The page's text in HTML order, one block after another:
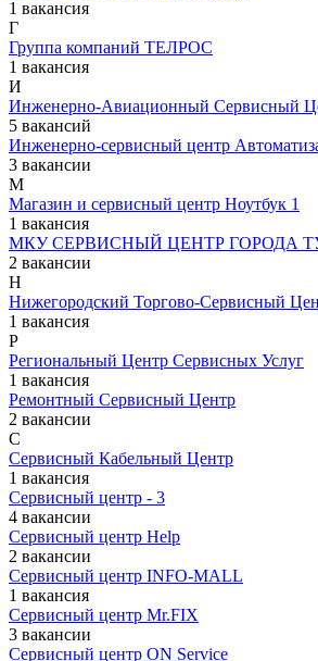
1 вакансия
Г
Группа компаний ТЕЛРОС
1 вакансия
И
Инженерно-Авиационный Сервисный
5 вакансий
Инженерно-сервисный центр
3 вакансии
М
Магазин и сервисный центр Ноутбук 1
1 вакансия
МКУ СЕРВИСНЫЙ ЦЕНТР ГОРОДА
2 вакансии
Н
Нижегородский Торгово-Сервисный
1 вакансия
Р
Региональный Центр Сервисных Услуг
1 вакансия
Ремонтный Сервисный Центр
2 вакансии
С
Сервисный Кабельный Центр
1 вакансия
Сервисный центр - 3
4 вакансии
Сервисный центр Help
2 вакансии
Сервисный центр INFO-MALL
1 вакансия
Сервисный центр Mr.FIX
3 вакансии
Сервисный центр ON Service